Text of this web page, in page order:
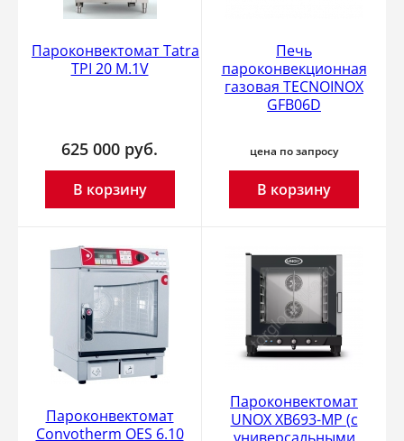
Пароконвектомат Tatra
TPI 20 M.1V
625 000 руб.
В корзину
Печь
пароконвекционная
газовая TECNOINOX
GFB06D
цена по запросу
В корзину
Пароконвектомат
Convotherm OES 6.10
Пароконвектомат
UNOX XB693-MP (с